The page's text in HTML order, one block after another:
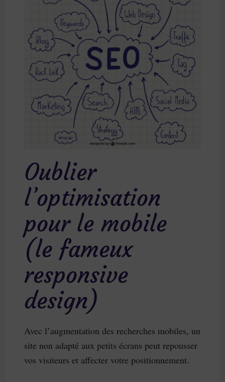
Oublier
l’optimisation
pour le mobile
(le fameux
responsive
design)
Avec l’augmentation des recherches mobiles, un
site non adapté aux petits écrans peut repousser
vos visiteurs et affecter votre positionnement.